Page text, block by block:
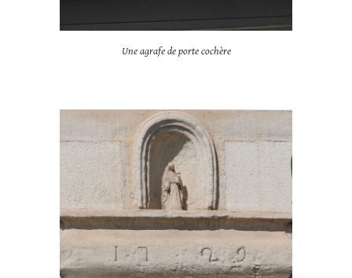
Une agrafe de porte cochère